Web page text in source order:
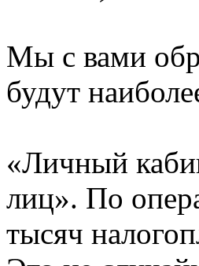
Мы с вами
будут
«Личный
лиц». По
тысяч